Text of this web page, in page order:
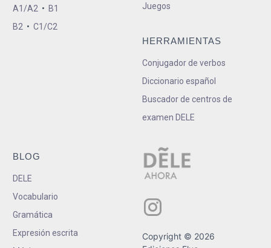
A1/A2 • B1
B2 • C1/C2
Juegos
HERRAMIENTAS
Conjugador de verbos
Diccionario español
Buscador de centros de
examen DELE
BLOG
DELE
Vocabulario
Gramática
Expresión escrita
Copyright © 2026